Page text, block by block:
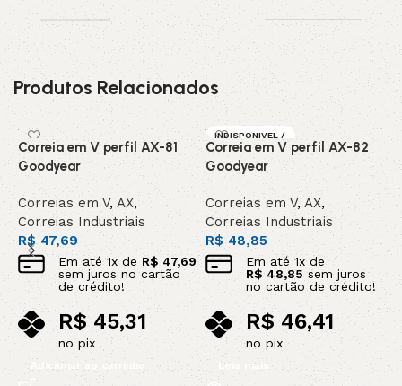
Produtos Relacionados
Correia em V perfil AX-81
Goodyear
Correias em V, AX,
Correias Industriais
R$47,69
Em até1x deR$ 47,69
sem juros no cartão
de crédito!
R$45,31
no pix
Adicionar ao carrinho
INDISPONIVEL /
SOB ENCOMEN
DA
Correia em V perfil AX-82
Goodyear
Correias em V, AX,
Correias Industriais
R$48,85
Em até 1x de
R$48,85 sem juros
no cartão de crédito!
R$ 46,41
no pix
Leia mais